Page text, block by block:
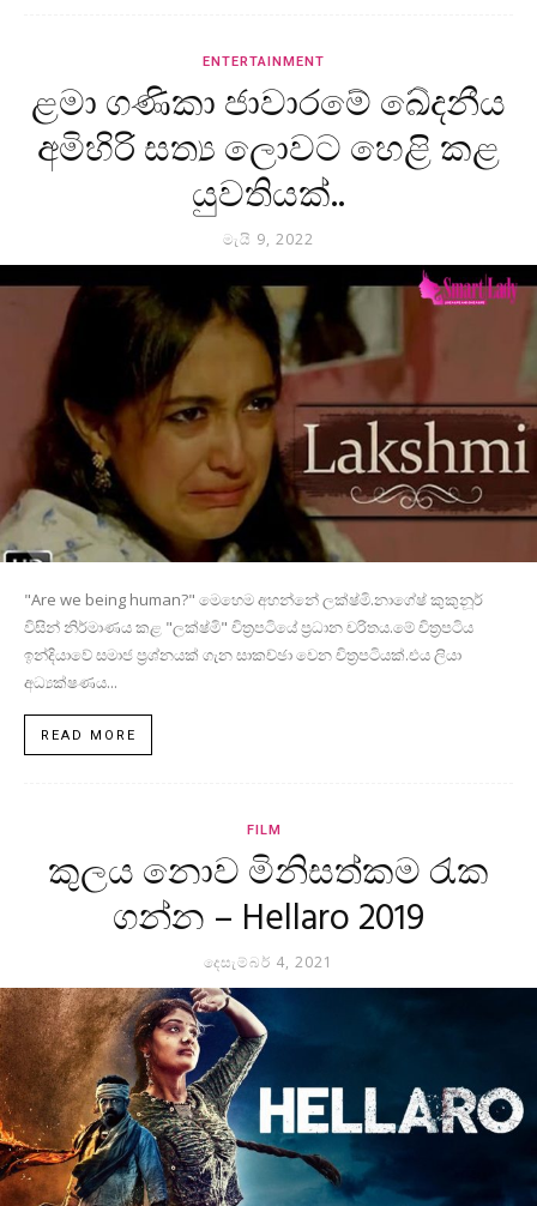
ENTERTAINMENT
ළමා ගණිකා ජාවාරමේ ඛේදනීය
අමිහිරි සත්‍ය ලොවට හෙළි කළ
යුවතියක්..
මැයි 9, 2022
"Are we being human?" මෙහෙම අහන්නේ ලක්ෂ්මි.නාගේෂ් කුකුනූර්
විසින් නිර්මාණය කළ "ලක්ෂ්මි" චිත්‍රපටියේ ප්‍රධාන චරිතය.මේ චිත්‍රපටිය
ඉන්දියාවේ සමාජ ප්‍රශ්නයක් ගැන සාකච්ඡා වෙන චිත්‍රපටියක්.එය ලියා
අධ්‍යක්ෂණය...
READ MORE
FILM
කුලය නොව මිනිසත්කම රැක
ගන්න – Hellaro 2019
දෙසැම්බර් 4, 2021